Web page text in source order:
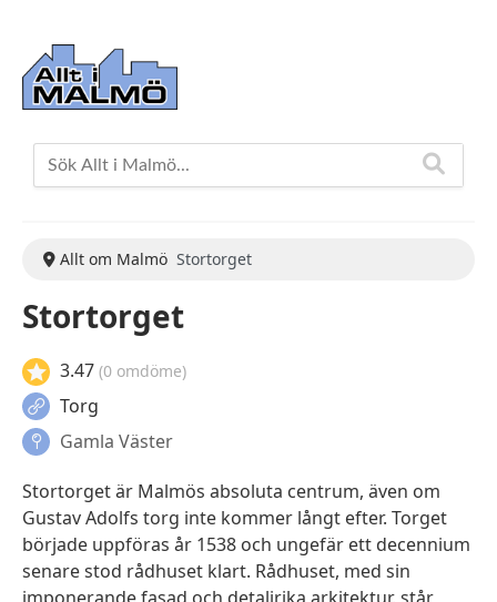
Allt om Malmö Stortorget
Stortorget
3.47 (0 omdöme)
Torg
Gamla Väster
Stortorget är Malmös absoluta centrum, även om
Gustav Adolfs torg inte kommer långt efter. Torget
började uppföras år 1538 och ungefär ett decennium
senare stod rådhuset klart. Rådhuset, med sin
imponerande fasad och detaljrika arkitektur, står